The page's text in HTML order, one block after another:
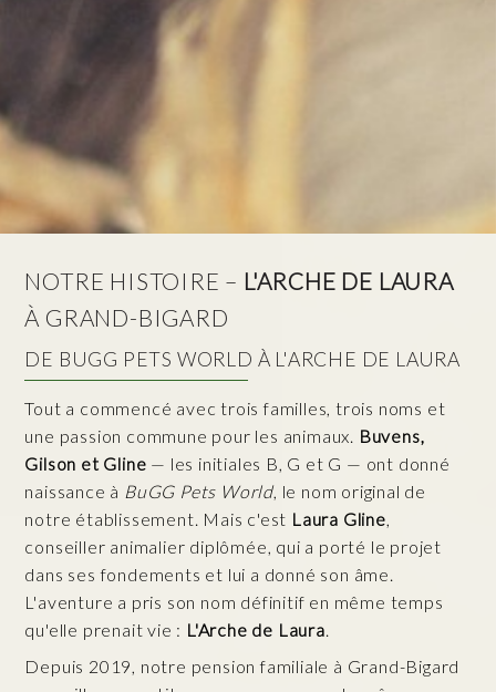
NOTRE HISTOIRE – L'ARCHE DE LAURA
À GRAND-BIGARD
DE BUGG PETS WORLD À L'ARCHE DE LAURA
Tout a commencé avec trois familles, trois noms et
une passion commune pour les animaux. Buvens,
Gilson et Gline — les initiales B, G et G — ont donné
naissance à BuGG Pets World, le nom original de
notre établissement. Mais c'est Laura Gline,
conseiller animalier diplômée, qui a porté le projet
dans ses fondements et lui a donné son âme.
L'aventure a pris son nom définitif en même temps
qu'elle prenait vie : L'Arche de Laura.
Depuis 2019, notre pension familiale à Grand-Bigard